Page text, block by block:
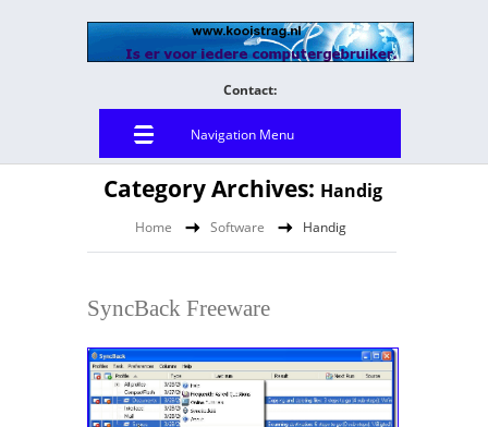
Contact:
Navigation Menu
Category Archives: Handig
Home Software Handig
SyncBack Freeware